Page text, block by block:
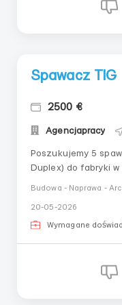
Spawacz TIG
2500 €
Agencjapracy
Poszukujemy 5
Duplex) do fabryki w
ciśnieniowe), miasto
odzież ochronna na
Budowa - Naprawa -
20-05-2026
Wymagane